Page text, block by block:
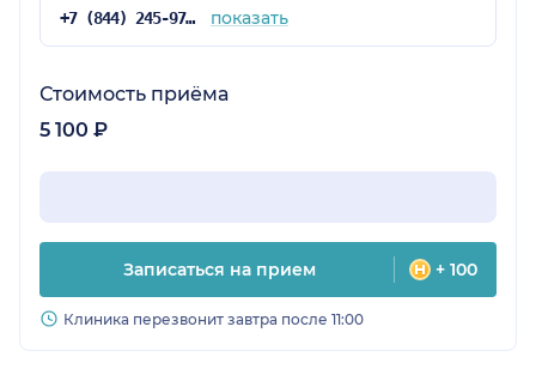
+7 (844) 245-97-65 показать
Стоимость приёма
5 100 ₽
Записаться на прием + 100
Клиника перезвонит завтра после 11:00